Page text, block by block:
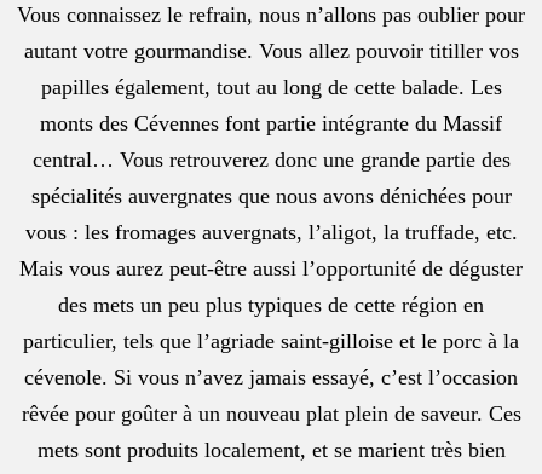
Vous connaissez le refrain, nous n’allons pas oublier pour
autant votre gourmandise. Vous allez pouvoir titiller vos
papilles également, tout au long de cette balade. Les
monts des Cévennes font partie intégrante du Massif
central… Vous retrouverez donc une grande partie des
spécialités auvergnates que nous avons dénichées pour
vous : les fromages auvergnats, l’aligot, la truffade, etc.
Mais vous aurez peut-être aussi l’opportunité de déguster
des mets un peu plus typiques de cette région en
particulier, tels que l’agriade saint-gilloise et le porc à la
cévenole. Si vous n’avez jamais essayé, c’est l’occasion
rêvée pour goûter à un nouveau plat plein de saveur. Ces
mets sont produits localement, et se marient très bien